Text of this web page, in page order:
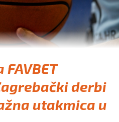
derbi
utakmica u